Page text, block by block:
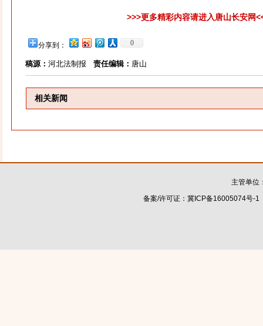
>>>更多精彩内容请进入唐山长安网
分享到： 0
稿源：河北法制报责任编辑： 唐山
相关新闻
主管单位
备案/许可证：冀ICP备16005074号-1